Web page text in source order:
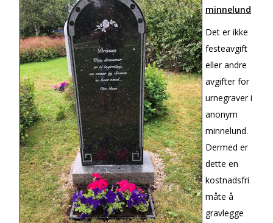
minnelund
Det er ikke
festeavgift
eller andre
avgifter for
urnegraver i
anonym
minnelund.
Dermed er
dette en
kostnadsfri
måte å
gravlegge